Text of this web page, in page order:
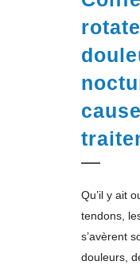
Qu’il y ait
tendons,
s’avèrent
douleurs,